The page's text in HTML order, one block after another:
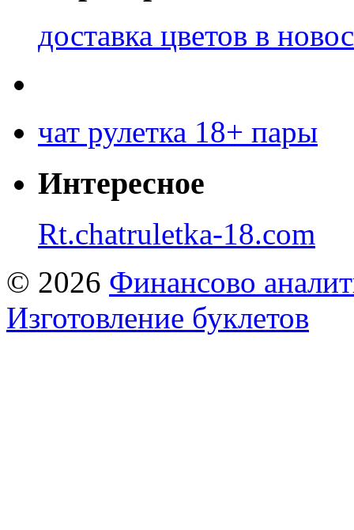
доставка цветов в
чат рулетка 18+ пары
Интересное
Rt.chatruletka-18.com
© 2026 Финансово
Изготовление буклетов